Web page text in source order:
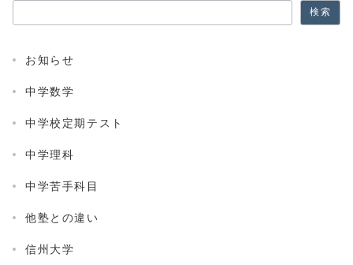
検索
お知らせ
中学数学
中学校定期テスト
中学理科
中学苦手科目
他塾との違い
信州大学